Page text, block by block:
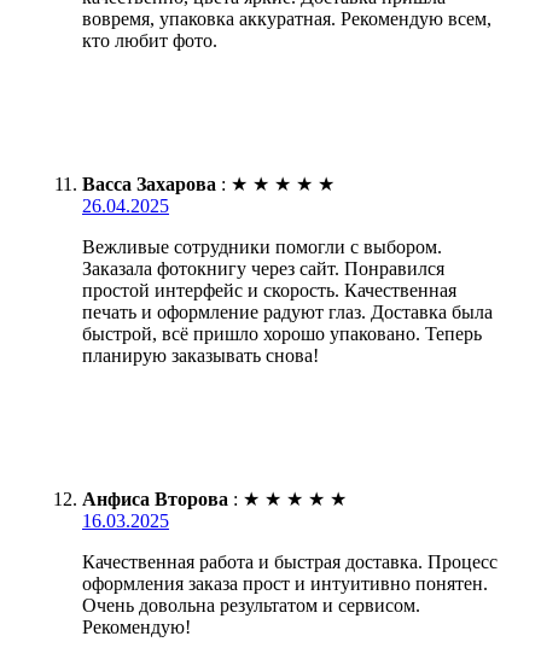
вовремя, упаковка аккуратная. Рекомендую всем,
кто любит фото.
Васса Захарова : ★ ★ ★ ★ ★
26.04.2025
Вежливые сотрудники помогли с выбором.
Заказала фотокнигу через сайт. Понравился
простой интерфейс и скорость. Качественная
печать и оформление радуют глаз. Доставка была
быстрой, всё пришло хорошо упаковано. Теперь
планирую заказывать снова!
Анфиса Второва : ★ ★ ★ ★ ★
16.03.2025
Качественная работа и быстрая доставка. Процесс
оформления заказа прост и интуитивно понятен.
Очень довольна результатом и сервисом.
Рекомендую!